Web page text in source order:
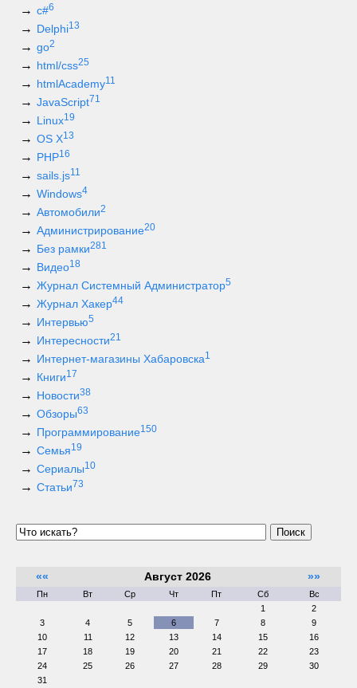
c#6
Delphi13
go2
html/css25
htmlAcademy11
JavaScript71
Linux19
OS X13
PHP16
sails.js11
Windows4
Автомобили2
Администрирование20
Без рамки281
Видео18
Журнал Системный Администратор5
Журнал Хакер44
Интервью5
Интересности21
Интернет-магазины Хабаровска1
Книги17
Новости38
Обзоры63
Программирование150
Семья19
Сериалы10
Статьи 73
Поиск
«« Август 2026 »»
Пн Вт Ср Чт Пт Сб
Вс
1
2
3
4 5 6 7 8
9
10
11 12 13 14 15
16
17
18 19 20 21 22
23
24
25 26 27 28 29
30
31